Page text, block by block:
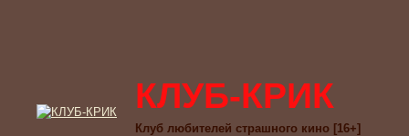
КЛУБ-КРИК
Клуб любителей страшного кино [16+]